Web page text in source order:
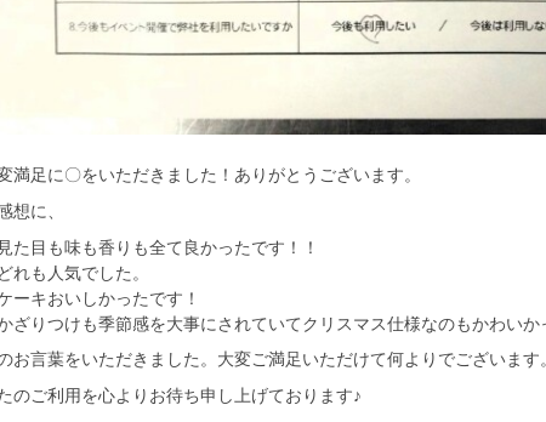
満足に〇をいただきました！ありがとうございます。
想に、
た目も味も香りも全て良かったです！！
も人気でした。
キおいしかったです！
りつけも季節感を大事にされていてクリスマス仕様なのもかわいか
お言葉をいただきました。大変ご満足いただけて何よりでございます。
のご利用を心よりお待ち申し上げております♪